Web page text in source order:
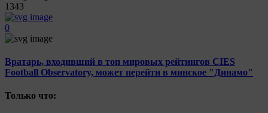
1343
0
Вратарь, входивший в топ мировых рейтингов CIES
Football Observatory, может перейти в минское "Динамо"
Только что: